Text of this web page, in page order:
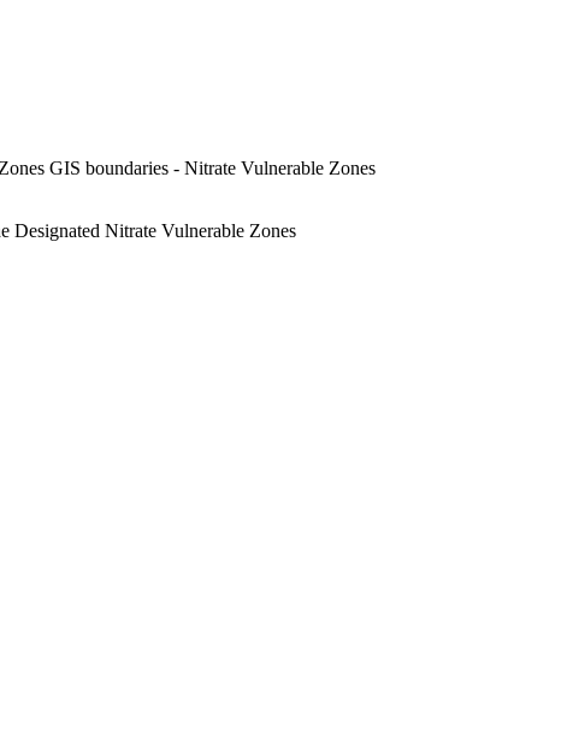
GIS boundaries - Nitrate Vulnerable Zones
Designated Nitrate Vulnerable Zones